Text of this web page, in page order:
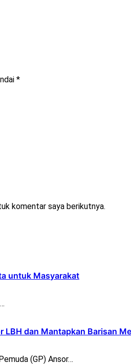
*
komentar saya berikutnya.
untuk Masyarakat
LBH dan Mantapkan Barisan
(GP) Ansor…